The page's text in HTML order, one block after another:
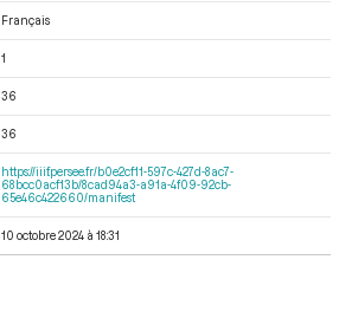
Français
1
36
36
https://iiif.persee.fr/b0e2cf11-597c-427d-8ac7-
68bcc0acf13b/8cad94a3-a91a-4f09-92cb-
65e46c422660/manifest
10 octobre 2024 à 18:31